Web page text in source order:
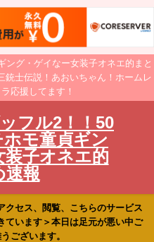
ング・ゲイなー女装子オネエ的まと
銃士伝説！あおいちゃん！ホームレ
応援してます！
フル2！！50
モ童貞ギン
装子オネエ的
速報
クセス、閲覧、こちらのサービス
ています＞本日は足元が悪い中ご
ございます。